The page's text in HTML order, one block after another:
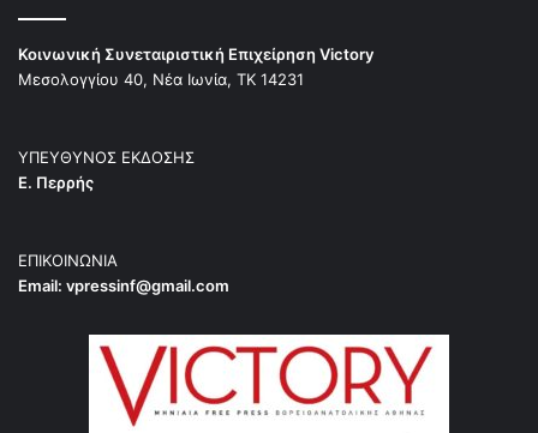
Κοινωνική Συνεταιριστική Επιχείρηση Victory
Μεσολογγίου 40, Νέα Ιωνία, ΤΚ 14231
ΥΠΕΥΘΥΝΟΣ ΕΚΔΟΣΗΣ
Ε. Περρής
ΕΠΙΚΟΙΝΩΝΙΑ
Email: vpressinf@gmail.com